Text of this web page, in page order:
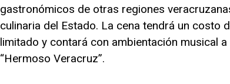
gastronómicos de otras regiones
culinaria del Estado. La cena tendrá un costo
limitado y contará con ambientación musical
“Hermoso Veracruz”.